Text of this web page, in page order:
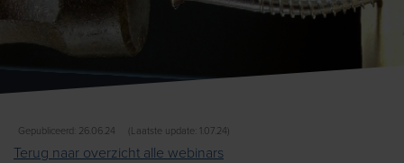
Gepubliceerd: 26.06.24 (Laatste update: 1.07.24)
Terug naar overzicht alle webinars